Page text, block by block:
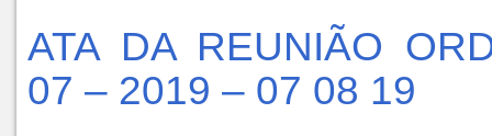
ATA DA REUNIÃO
07 – 2019 – 07 08 19